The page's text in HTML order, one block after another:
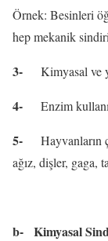
Örnek: Besinleri
hep mekanik
3- Kimyasal ve
4- Enzim
5-
Hayvanların
ağız, dişler, gaga,
b- Kimyasal